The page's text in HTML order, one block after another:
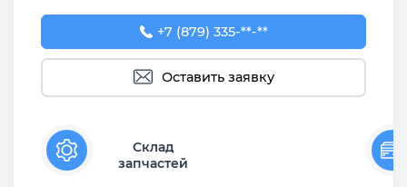
+7 (879) 335-22-45
+7 (879) 335-**-**
Оставить заявку
Склад
запчастей